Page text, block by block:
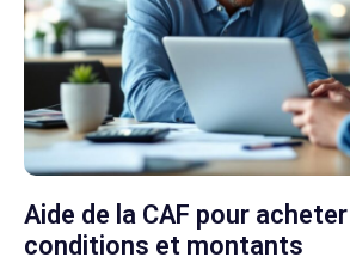
Aide de la CAF pour
conditions et montants